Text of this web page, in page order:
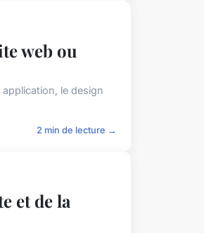
web ou
le design
2 min de lecture →
et de la